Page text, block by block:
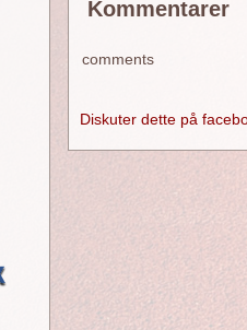
Kommentarer
comments
Diskuter dette på